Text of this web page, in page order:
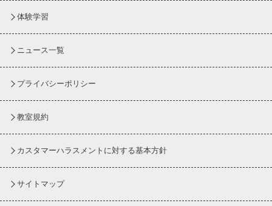
体験学習
ニュース一覧
プライバシーポリシー
教室規約
カスタマーハラスメントに対する基本方針
サイトマップ